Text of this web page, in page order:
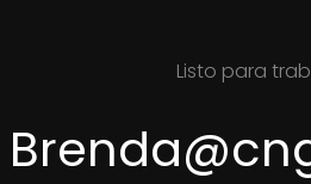
Listo para